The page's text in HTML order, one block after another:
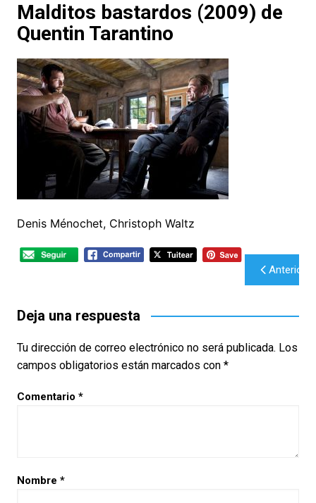
Malditos bastardos (2009) de
Quentin Tarantino
Denis Ménochet, Christoph Waltz
Navegación
entradas
Anterior
Deja una respuesta
Tu dirección de correo electrónico no será publicada. Los
campos obligatorios están marcados con *
Comentario *
Nombre *